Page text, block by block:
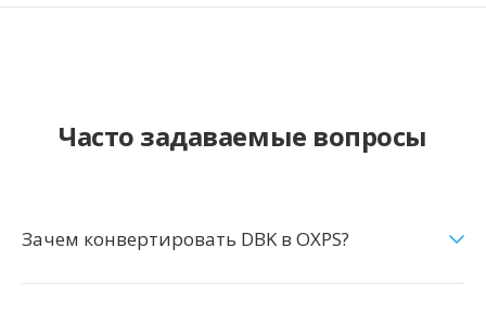
Часто задаваемые вопросы
Зачем конвертировать DBK в OXPS?